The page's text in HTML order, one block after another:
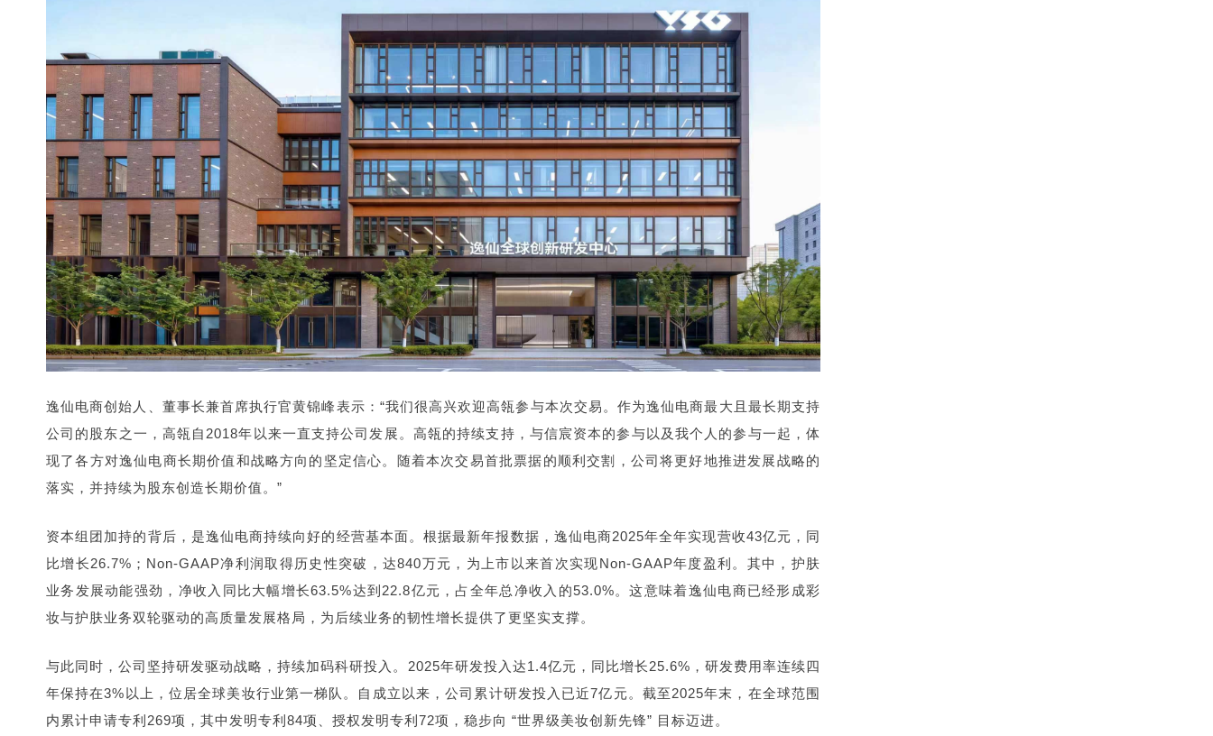
逸仙电商创始人、董事长兼首席执行官黄锦峰表示：“我们很高兴欢迎高瓴参与本次交易。作为逸仙电商最大且最长期支持
公司的股东之一，高瓴自2018年以来一直支持公司发展。高瓴的持续支持，与信宸资本的参与以及我个人的参与一起，体
现了各方对逸仙电商长期价值和战略方向的坚定信心。随着本次交易首批票据的顺利交割，公司将更好地推进发展战略的
落实，并持续为股东创造长期价值。”
资本组团加持的背后，是逸仙电商持续向好的经营基本面。根据最新年报数据，逸仙电商2025年全年实现营收43亿元，同
比增长26.7%；Non-GAAP净利润取得历史性突破，达840万元，为上市以来首次实现Non-GAAP年度盈利。其中，护肤
业务发展动能强劲，净收入同比大幅增长63.5%达到22.8亿元，占全年总净收入的53.0%。这意味着逸仙电商已经形成彩
妆与护肤业务双轮驱动的高质量发展格局，为后续业务的韧性增长提供了更坚实支撑。
与此同时，公司坚持研发驱动战略，持续加码科研投入。2025年研发投入达1.4亿元，同比增长25.6%，研发费用率连续四
年保持在3%以上，位居全球美妆行业第一梯队。自成立以来，公司累计研发投入已近7亿元。截至2025年末，在全球范围
内累计申请专利269项，其中发明专利84项、授权发明专利72项，稳步向 “世界级美妆创新先锋” 目标迈进。